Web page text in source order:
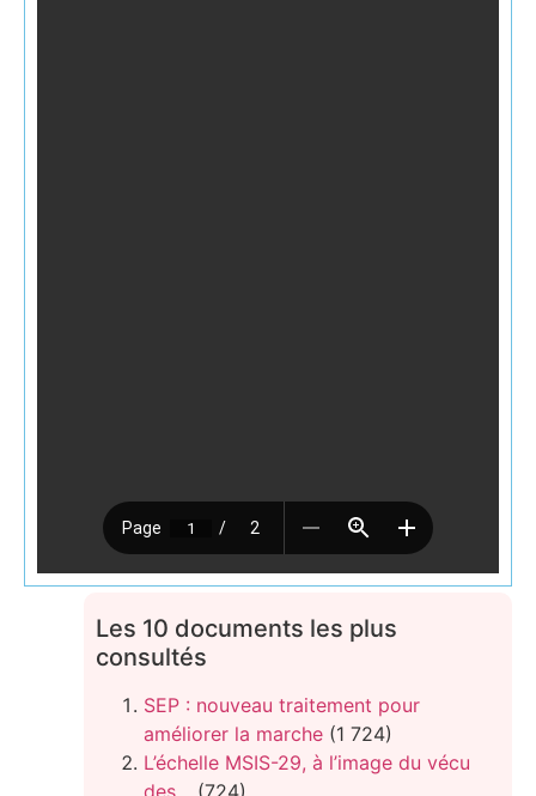
Les 10 documents les plus
consultés
SEP : nouveau traitement pour
améliorer la marche (1 724)
L’échelle MSIS-29, à l’image du vécu
des…
(724)